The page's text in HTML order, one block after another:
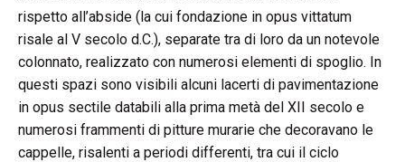
rispetto all’abside (la cui fondazione in opus vittatum
risale al V secolo d.C.), separate tra di loro da un notevole
colonnato, realizzato con numerosi elementi di spoglio. In
questi spazi sono visibili alcuni lacerti di pavimentazione
in opus sectile databili alla prima metà del XII secolo e
numerosi frammenti di pitture murarie che decoravano le
cappelle, risalenti a periodi differenti, tra cui il ciclo